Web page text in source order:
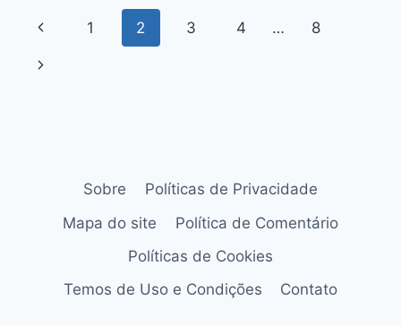
PANCS:
DESCUBRA
OS
Navegação
da
Página
Anterior
1 2 3 4 … 8
Página
Sobre
Políticas de Privacidade
Mapa do site
Política de Comentário
Políticas de Cookies
Temos de Uso e Condições
Contato